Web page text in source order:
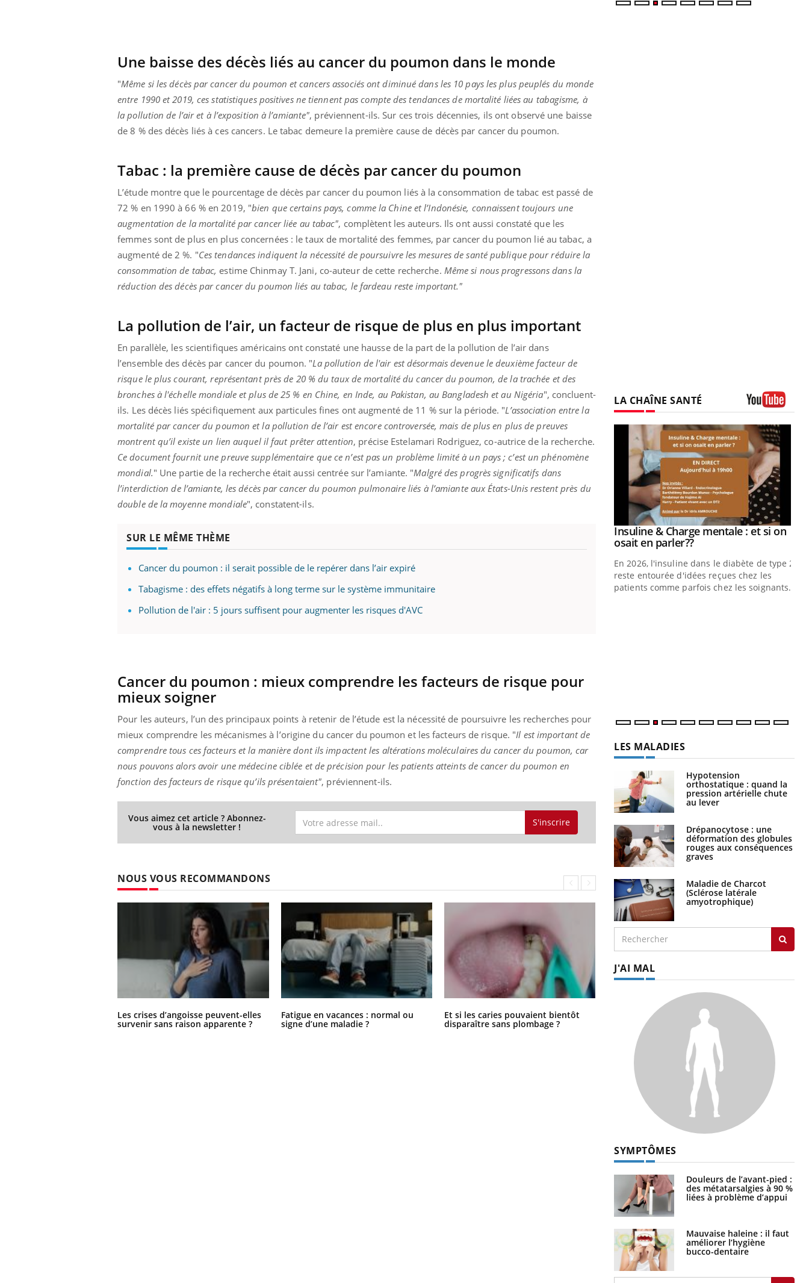
Une baisse des décès liés au cancer du poumon dans le monde
"Même si les décès par cancer du poumon et cancers associés ont diminué dans les 10 pays les plus peuplés du monde
entre 1990 et 2019, ces statistiques positives ne tiennent pas compte des tendances de mortalité liées au tabagisme, à
la pollution de l’air et à l’exposition à l’amiante", préviennent-ils. Sur ces trois décennies, ils ont observé une baisse
de 8 % des décès liés à ces cancers. Le tabac demeure la première cause de décès par cancer du poumon.
Tabac : la première cause de décès par cancer du poumon
L’étude montre que le pourcentage de décès par cancer du poumon liés à la consommation de tabac est passé de
72 % en 1990 à 66 % en 2019, "bien que certains pays, comme la Chine et l’Indonésie, connaissent toujours une
augmentation de la mortalité par cancer liée au tabac", complètent les auteurs. Ils ont aussi constaté que les
femmes sont de plus en plus concernées : le taux de mortalité des femmes, par cancer du poumon lié au tabac, a
augmenté de 2 %. "Ces tendances indiquent la nécessité de poursuivre les mesures de santé publique pour réduire la
consommation de tabac, estime Chinmay T. Jani, co-auteur de cette recherche. Même si nous progressons dans la
réduction des décès par cancer du poumon liés au tabac, le fardeau reste important."
La pollution de l’air, un facteur de risque de plus en plus important
En parallèle, les scientifiques américains ont constaté une hausse de la part de la pollution de l’air dans
l’ensemble des décès par cancer du poumon. "La pollution de l'air est désormais devenue le deuxième facteur de
risque le plus courant, représentant près de 20 % du taux de mortalité du cancer du poumon, de la trachée et des
bronches à l'échelle mondiale et plus de 25 % en Chine, en Inde, au Pakistan, au Bangladesh et au Nigéria", concluent-
ils. Les décès liés spécifiquement aux particules fines ont augmenté de 11 % sur la période. "L’association entre la
mortalité par cancer du poumon et la pollution de l’air est encore controversée, mais de plus en plus de preuves
montrent qu’il existe un lien auquel il faut prêter attention, précise Estelamari Rodriguez, co-autrice de la recherche.
Ce document fournit une preuve supplémentaire que ce n’est pas un problème limité à un pays ; c’est un phénomène
mondial." Une partie de la recherche était aussi centrée sur l’amiante. "Malgré des progrès significatifs dans
l’interdiction de l’amiante, les décès par cancer du poumon pulmonaire liés à l’amiante aux États-Unis restent près du
double de la moyenne mondiale", constatent-ils.
SUR LE MÊME THÈME
Cancer du poumon : il serait possible de le repérer dans l’air expiré
Tabagisme : des effets négatifs à long terme sur le système immunitaire
Pollution de l'air : 5 jours suffisent pour augmenter les risques d'AVC
Cancer du poumon : mieux comprendre les facteurs de risque pour
mieux soigner
Pour les auteurs, l’un des principaux points à retenir de l’étude est la nécessité de poursuivre les recherches pour
mieux comprendre les mécanismes à l’origine du cancer du poumon et les facteurs de risque. "Il est important de
comprendre tous ces facteurs et la manière dont ils impactent les altérations moléculaires du cancer du poumon, car
nous pouvons alors avoir une médecine ciblée et de précision pour les patients atteints de cancer du poumon en
fonction des facteurs de risque qu’ils présentaient", préviennent-ils.
Vous aimez cet article ? Abonnez-
vous à la newsletter ! S'inscrire
NOUS VOUS RECOMMANDONS
Les crises d’angoisse peuvent-elles
survenir sans raison apparente ?
Fatigue en vacances : normal ou
signe d’une maladie ?
Et si les caries pouvaient bientôt
disparaître sans plombage ?
Éclipse solaire du 12 août : “Des
verres adaptés, c'est indispensable
pour la santé des yeux”
LA CHAÎNE SANTÉ
Eczéma Chronique des Mains :
expliquer ma maladieYoutube
Il y a des sujets qui sont faciles à aborder...
d'autres non ! D'un côté, poser des
questions sur la maladie d'un proche c'est
Fatigue, irritabilité, brouillard mental ou
même alopécie… Les symptômes de la
carence en fer sont multiples ce qui la rend
Youtube
Insuline & Charge mentale : et si on
osait en parler??Youtube
En 2026, l'insuline dans le diabète de type 2
reste entourée d'idées reçues chez les
patients comme parfois chez les soignants.
LES MALADIES
Hypotension
orthostatique : quand la
pression artérielle chute
au lever
Drépanocytose : une
déformation des globules
rouges aux conséquences
graves
Maladie de Charcot
(Sclérose latérale
amyotrophique)
J'AI MAL
SYMPTÔMES
Douleurs de l’avant-pied :
des métatarsalgies à 90 %
liées à problème d’appui
Mauvaise haleine : il faut
améliorer l’hygiène
bucco-dentaire